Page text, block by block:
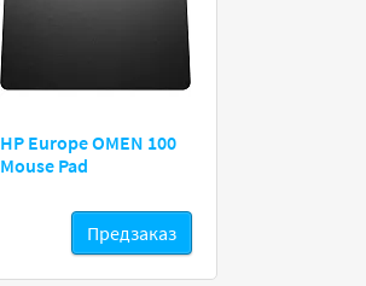
HP Europe OMEN 100
Mouse Pad
Предзаказ